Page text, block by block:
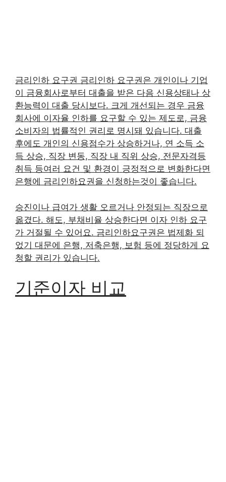
금리인하 요구권 금리인하 요구권은 개인이나 기업
이 금융회사로부터 대출을 받은 다음 신용상태나 상
환능력이 대출 당시보다. 크게 개선되는 경우 금융
회사에 이자율 인하를 요구할 수 있는 제도로, 금융
소비자의 법률적인 권리로 명시돼 있습니다. 대출
후에도 개인의 신용점수가 상승하거나, 연 소득 소
득 상승, 직장 변동, 직장 내 직위 상승, 전문자격등
취득 등여러 요건 및 환경이 긍정적으로 변화한다면
은행에 금리인하요권을 신청하는것이 좋습니다.
승진이나 급여가 생활 오르거나 안정되는 직장으로
옮겼다. 해도, 부채비율 상승한다면 이자 인하 요구
가 거절될 수 있어요. 금리인하요구권은 법제화 되
었기 대문에 은행, 저축은행, 보험 등에 정당하게 요
청할 권리가 있습니다.
기준이자 비교